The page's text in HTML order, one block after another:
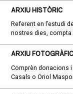
ARXIU HISTÒRIC
Referent en l’estudi
nostres dies,
ARXIU FOTOGRÀFIC
Comprèn donacions
Casals o Oriol